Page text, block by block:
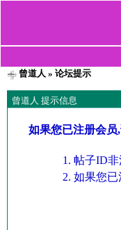
曾道人 » 论坛提示
曾道人 提示信息
如果您已注册会
帖子ID非
如果您已